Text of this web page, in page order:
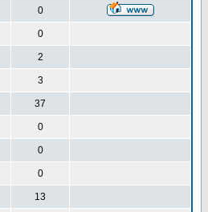
0
0
2
3
37
0
0
0
13